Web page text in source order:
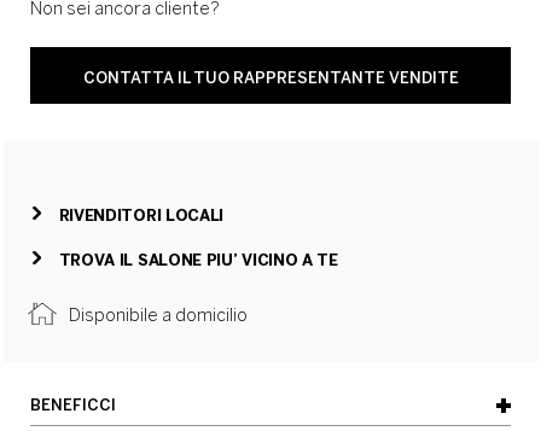
Non sei ancora cliente?
CONTATTA IL TUO RAPPRESENTANTE VENDITE
RIVENDITORI LOCALI
TROVA IL SALONE PIU’ VICINO A TE
Disponibile a domicilio
BENEFICCI